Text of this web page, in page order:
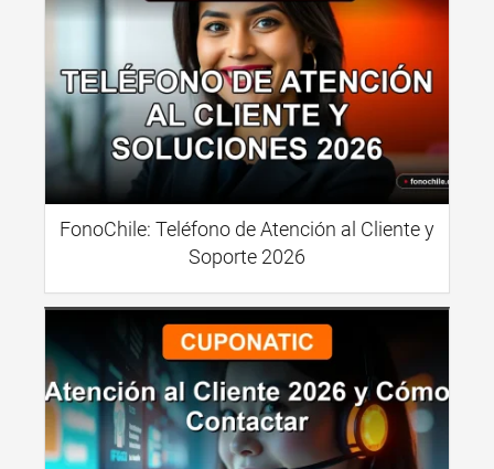
FonoChile: Teléfono de Atención al Cliente y
Soporte 2026